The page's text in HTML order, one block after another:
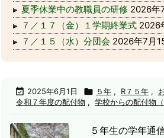
夏季休業中の教職員の研修 2026年
７／１７（金）１学期終業式 2026
７／１５（水）分団会 2026年7月
 2025年6月1日  ５年 , R７５年 ,
令和７年度の配付物 , 学校からの配付物（
５年生の学年通